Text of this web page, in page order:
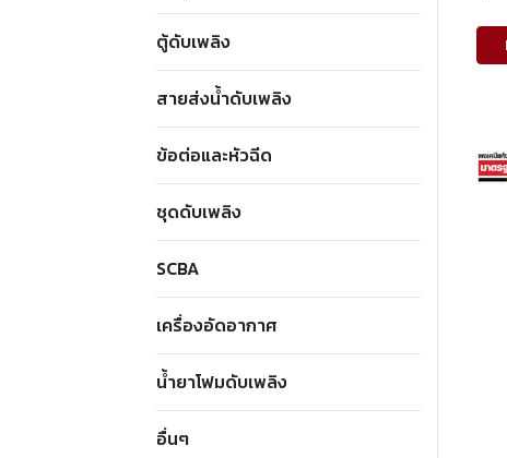
ตู้ดับเพลิง
สายส่งน้ำดับเพลิง
ข้อต่อและหัวฉีด
ชุดดับเพลิง
SCBA
เครื่องอัดอากาศ
น้ำยาโฟมดับเพลิง
อื่นๆ